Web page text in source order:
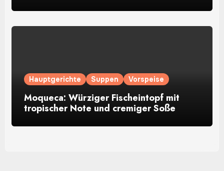
Hauptgerichte Suppen Vorspeise
Moqueca: Würziger Fischeintopf mit
tropischer Note und cremiger Soße